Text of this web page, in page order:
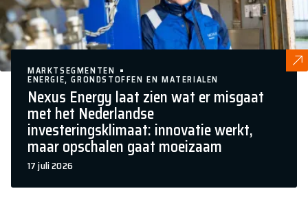
Nexus Energy laat zien wat er misgaat
met het Nederlandse
investeringsklimaat: innovatie werkt,
maar opschalen gaat moeizaam
17 juli 2026
MARKTSEGMENTEN
ENERGIE, GRONDSTOFFEN EN MATERIALEN